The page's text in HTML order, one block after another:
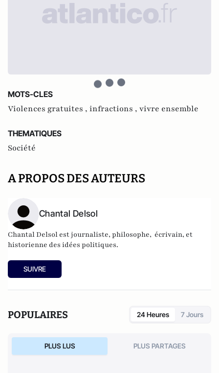
MOTS-CLES
Violences gratuites , infractions , vivre ensemble
THEMATIQUES
Société
A PROPOS DES AUTEURS
Chantal Delsol
Chantal Delsol est journaliste, philosophe, écrivain, et
historienne des idées politiques.
SUIVRE
POPULAIRES 24 Heures 7 Jours
PLUS LUS PLUS PARTAGES